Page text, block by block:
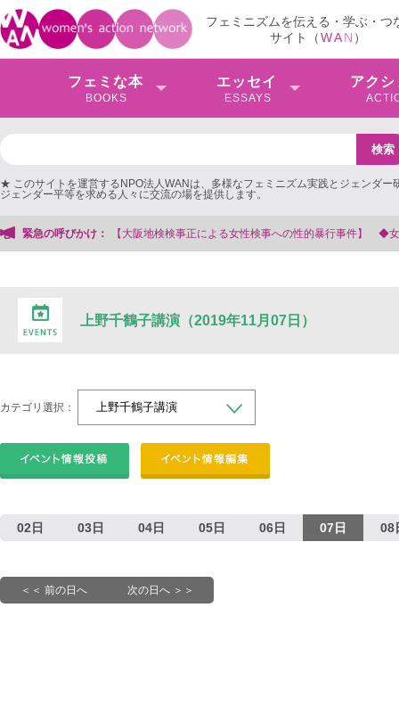
フェミニズムを伝える・学ぶ・つ
サイト（WAN ）
フェミな本
BOOKS
エッセイ
ESSAYS
アクシ
★ このサイトを運営するNPO法人WANは、多様なフェミニズム実践とジェンダー
ジェンダー平等を求める人々に交流の場を提供します。
緊急の呼びかけ：
検事正による女性検事への性的暴行事件】 ◆女性検事を支援する会事務局
上野千鶴子講演（2019年11月07日）
カテゴリ選択：
02日 03日 04日 05日 06日 07日 08
＜＜ 前の日へ 次の日へ ＞＞